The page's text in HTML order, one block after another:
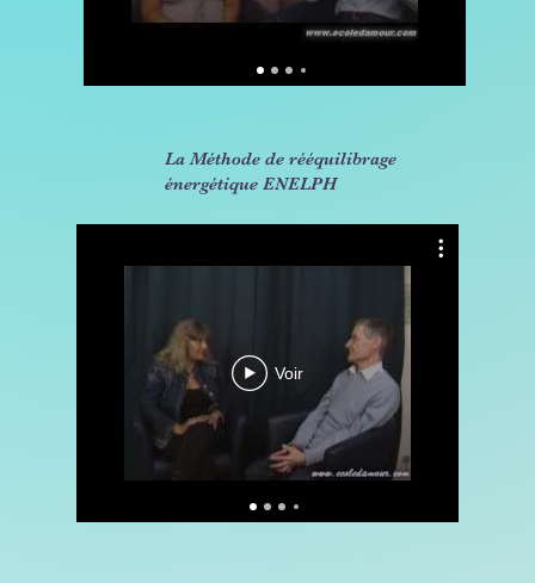
Voir
La Méthode de rééquilibrage
énergétique ENELPH